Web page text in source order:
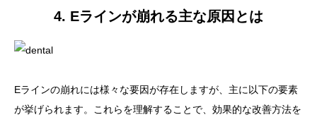
4. Eラインが崩れる主な原因とは
Eラインの崩れには様々な要因が存在しますが、主に以下の要素
が挙げられます。これらを理解することで、効果的な改善方法を